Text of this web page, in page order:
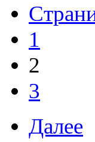
1
2
3
Далее